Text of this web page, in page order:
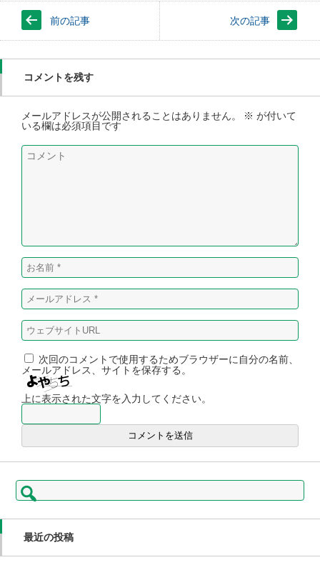
前の記事 次の記事
コメントを残す
メールアドレスが公開されることはありません。 ※ が付いて
いる欄は必須項目です
次回のコメントで使用するためブラウザーに自分の名前、
メールアドレス、サイトを保存する。
上に表示された文字を入力してください。
検
索:
最近の投稿